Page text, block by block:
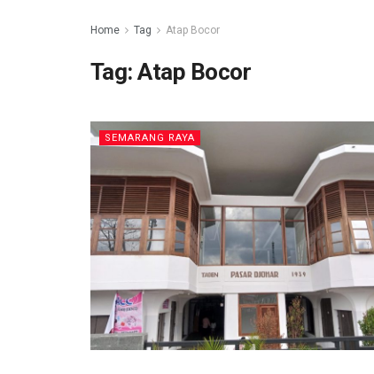
Home Tag Atap Bocor
Tag:Atap Bocor
SEMARANG RAYA